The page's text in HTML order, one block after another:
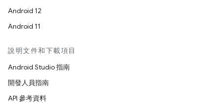
Android 12
Android 11
說明文件和下載項目
Android Studio 指南
開發人員指南
API 參考資料